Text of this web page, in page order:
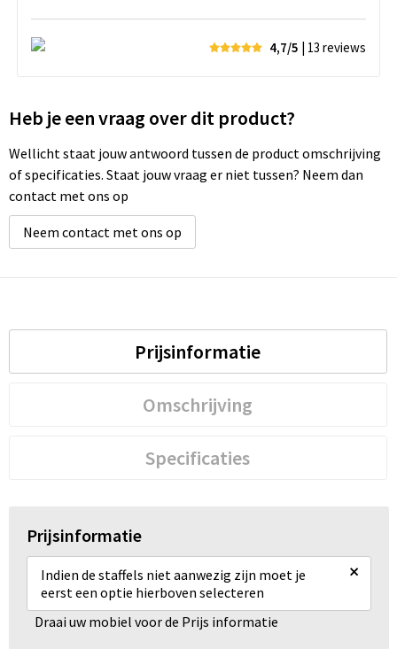
4,7/5 | 13 reviews
Heb je een vraag over dit product?
Wellicht staat jouw antwoord tussen de product omschrijving
of specificaties. Staat jouw vraag er niet tussen? Neem dan
contact met ons op
Neem contact met ons op
Prijsinformatie
Omschrijving
Specificaties
Prijsinformatie
Indien de staffels niet aanwezig zijn moet je
eerst een optie hierboven selecteren
×
Draai uw mobiel voor de Prijs informatie